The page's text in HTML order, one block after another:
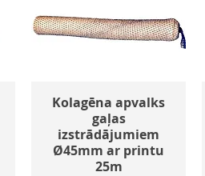
Kolagēna apvalks
gaļas
izstrādājumiem
Ø45mm ar printu
25m